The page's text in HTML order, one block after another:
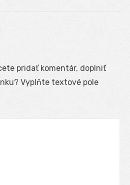
pridať komentár, doplniť
Vyplňte textové pole